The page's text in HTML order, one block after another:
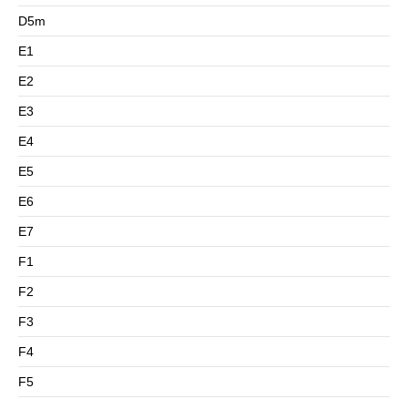
D5m
E1
E2
E3
E4
E5
E6
E7
F1
F2
F3
F4
F5